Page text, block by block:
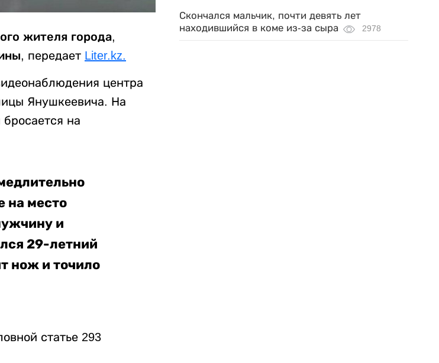
жителя города,
передает Liter.kz.
центра
Янушкеевича. На
на
на место
и
29-летний
нож и точило
статье 293
Скончался мальчик, почти девять лет
находившийся в коме из-за сыра
2978